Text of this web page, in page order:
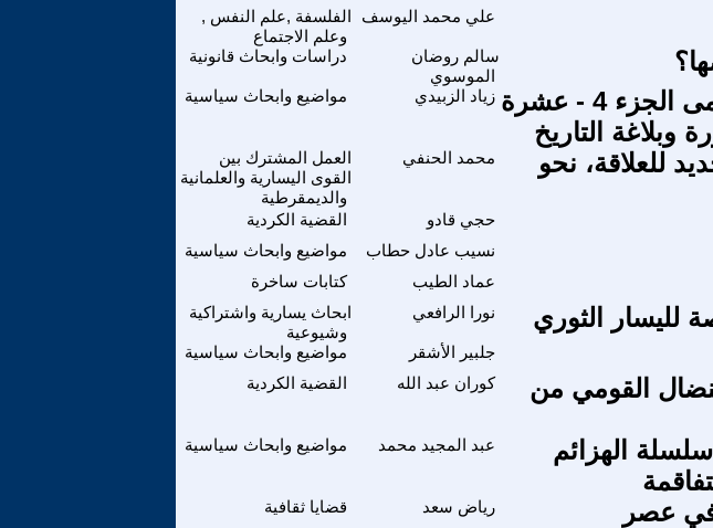
الفلسفة ,علم النفس ,
وعلم الاجتماع
علي محمد اليوسف
دراسات وابحاث قانونية
سالم روضان
الموسوي
مواضيع وابحاث سياسية زياد الزبيدي بمناسبة ثورة أكتوبر الإشتراكية العظمى الجزء 4 - عشرة
وبلاغة التاريخ
العمل المشترك بين
القوى اليسارية والعلمانية
والديمقرطية
محمد الحنفي
للعلاقة، نحو
القضية الكردية حجي قادو
مواضيع وابحاث سياسية
نسيب عادل حطاب
كتابات ساخرة
عماد الطيب
ابحاث يسارية واشتراكية
وشيوعية
نورا الرافعي لليسار الثوري
مواضيع وابحاث سياسية جلبير الأشقر
القضية الكردية
كوران عبد الله
القومي من
مواضيع وابحاث سياسية عبد المجيد محمد
الهزائم
قضايا ثقافية رياض سعد
في عصر